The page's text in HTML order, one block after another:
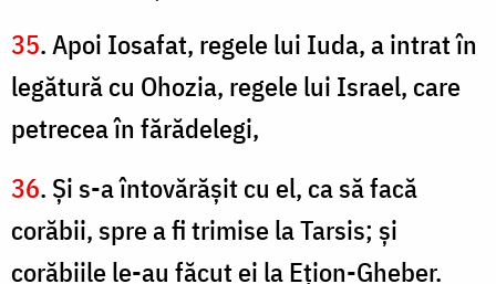
35. Apoi Iosafat, regele lui Iuda, a intrat în
legătură cu Ohozia, regele lui Israel, care
petrecea în fărădelegi,
36. Şi s-a întovărăşit cu el, ca să facă
corăbii, spre a fi trimise la Tarsis; şi
corăbiile le-au făcut ei la Eţion-Gheber.